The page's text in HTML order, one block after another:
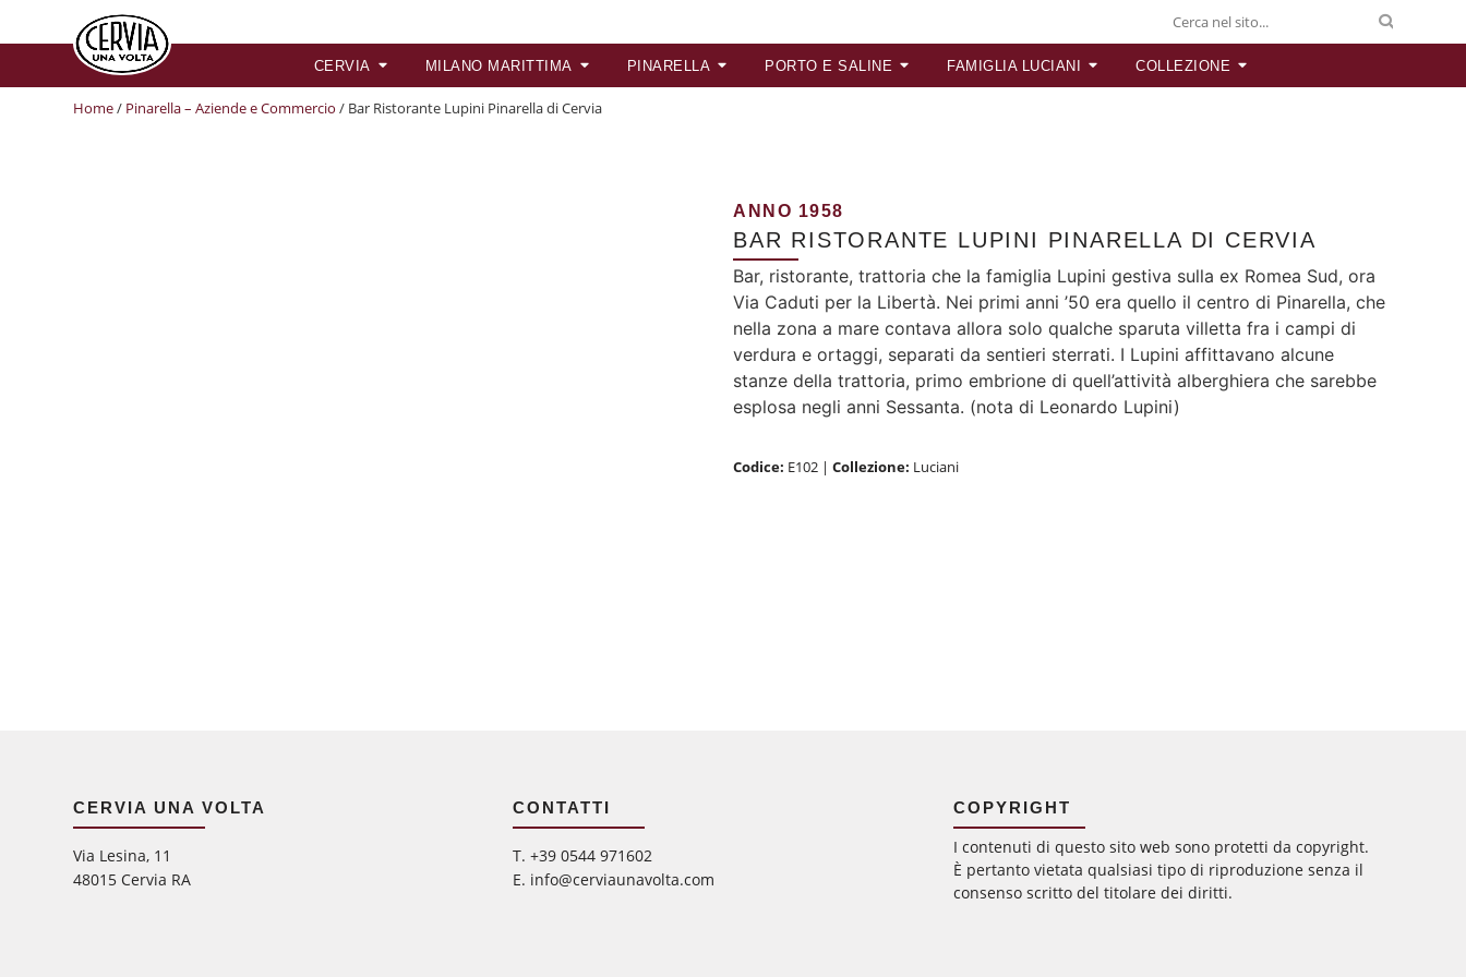
CERVIA MILANO MARITTIMA PINARELLA PORTO E SALINE FAMIGLIA LUCIANI COLLEZIONE
Home/ Pinarella – Aziende e Commercio / Bar Ristorante Lupini Pinarella di Cervia
ANNO 1958
BAR RISTORANTE LUPINI PINARELLA DI CERVIA
Bar, ristorante, trattoria che la famiglia Lupini gestiva sulla ex Romea Sud, ora
Via Caduti per la Libertà. Nei primi anni ’50 era quello il centro di Pinarella, che
nella zona a mare contava allora solo qualche sparuta villetta fra i campi di
verdura e ortaggi, separati da sentieri sterrati. I Lupini affittavano alcune
stanze della trattoria, primo embrione di quell’attività alberghiera che sarebbe
esplosa negli anni Sessanta. (nota di Leonardo Lupini)
Codice: E102 | Collezione: Luciani
CERVIA UNA VOLTA
Via Lesina, 11
48015 Cervia RA
CONTATTI
‭T. +39 0544 971602
E. info@cerviaunavolta.com
COPYRIGHT
I contenuti di questo sito web sono protetti da copyright.
È pertanto vietata qualsiasi tipo di riproduzione senza il
consenso scritto del titolare dei diritti.